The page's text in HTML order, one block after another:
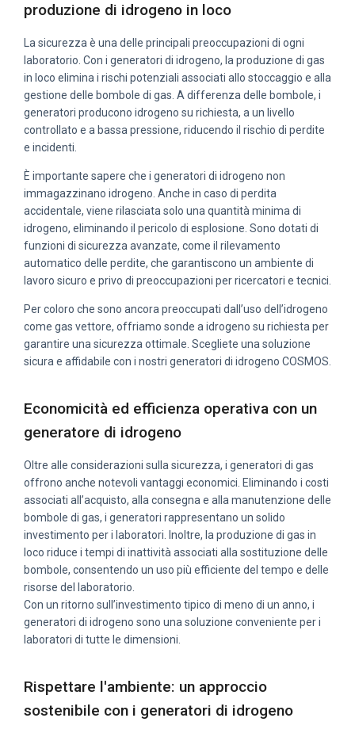
produzione di idrogeno in loco
La sicurezza è una delle principali preoccupazioni di ogni
laboratorio. Con i generatori di idrogeno, la produzione di gas
in loco elimina i rischi potenziali associati allo stoccaggio e alla
gestione delle bombole di gas. A differenza delle bombole, i
generatori producono idrogeno su richiesta, a un livello
controllato e a bassa pressione, riducendo il rischio di perdite
e incidenti.
È importante sapere che i generatori di idrogeno non
immagazzinano idrogeno. Anche in caso di perdita
accidentale, viene rilasciata solo una quantità minima di
idrogeno, eliminando il pericolo di esplosione. Sono dotati di
funzioni di sicurezza avanzate, come il rilevamento
automatico delle perdite, che garantiscono un ambiente di
lavoro sicuro e privo di preoccupazioni per ricercatori e tecnici.
Per coloro che sono ancora preoccupati dall’uso dell’idrogeno
come gas vettore, offriamo sonde a idrogeno su richiesta per
garantire una sicurezza ottimale. Scegliete una soluzione
sicura e affidabile con i nostri generatori di idrogeno COSMOS.
Economicità ed efficienza operativa con un
generatore di idrogeno
Oltre alle considerazioni sulla sicurezza, i generatori di gas
offrono anche notevoli vantaggi economici. Eliminando i costi
associati all’acquisto, alla consegna e alla manutenzione delle
bombole di gas, i generatori rappresentano un solido
investimento per i laboratori. Inoltre, la produzione di gas in
loco riduce i tempi di inattività associati alla sostituzione delle
bombole, consentendo un uso più efficiente del tempo e delle
risorse del laboratorio.
Con un ritorno sull’investimento tipico di meno di un anno, i
generatori di idrogeno sono una soluzione conveniente per i
laboratori di tutte le dimensioni.
Rispettare l'ambiente: un approccio
sostenibile con i generatori di idrogeno